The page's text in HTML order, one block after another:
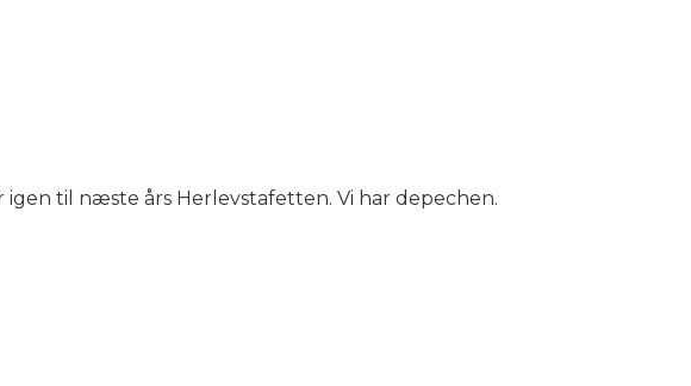
til næste års Herlevstafetten. Vi har depechen.